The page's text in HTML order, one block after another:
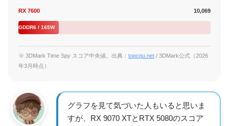
RX 7600 10,069
/ 8GB GDDR6 / 165W
※ 3DMark Time Spy スコア中央値。出典： topcpu.net / 3DMark公式（2026
年3月時点）
グラフを見て気づいた人もいると思いま
すが、RX 9070 XTとRTX 5080のスコア